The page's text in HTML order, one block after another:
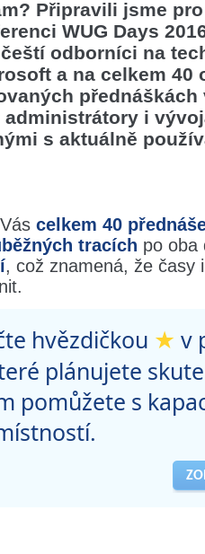
Připravili jsme
WUG Days
odborníci na
a na celkem 40
přednáškách
i
s aktuálně
celkem 40
tracích po
, což znamená, že časy
hvězdičkou ★ v
plánujete
pomůžete s